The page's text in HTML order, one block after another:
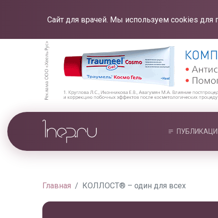
Сайт для врачей. Мы используем cookies для
Главная КОЛЛОСТ® – один для всех